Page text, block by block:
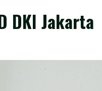
DKI Jakarta